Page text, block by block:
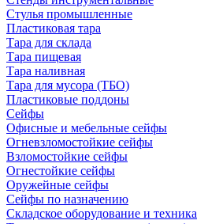
Cтулья промышленные
Пластиковая тара
Тара для склада
Тара пищевая
Тара наливная
Тара для мусора (ТБО)
Пластиковые поддоны
Сейфы
Офисные и мебельные сейфы
Огневзломостойкие сейфы
Взломостойкие сейфы
Огнестойкие сейфы
Оружейные сейфы
Сейфы по назначению
Складское оборудование и техника